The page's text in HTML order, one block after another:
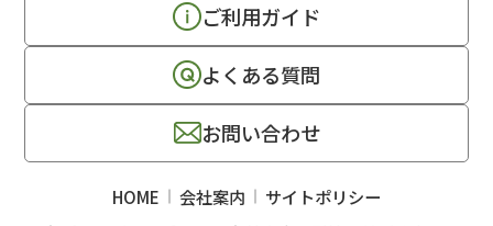
ご利用ガイド
よくある質問
お問い合わせ
HOME 会社案内
サイトポリシー